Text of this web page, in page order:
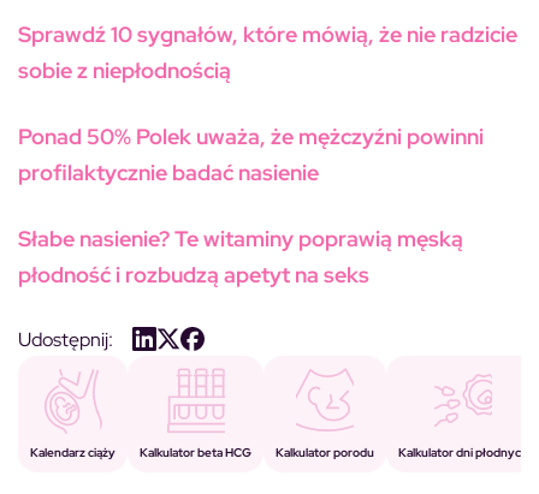
Sprawdź 10 sygnałów, które mówią, że nie radzicie
sobie z niepłodnością
Ponad 50% Polek uważa, że mężczyźni powinni
profilaktycznie badać nasienie
Słabe nasienie? Te witaminy poprawią męską
płodność i rozbudzą apetyt na seks
Udostępnij:
Kalendarz ciąży Kalkulator beta HCG Kalkulator porodu Kalkulator dni płodnych